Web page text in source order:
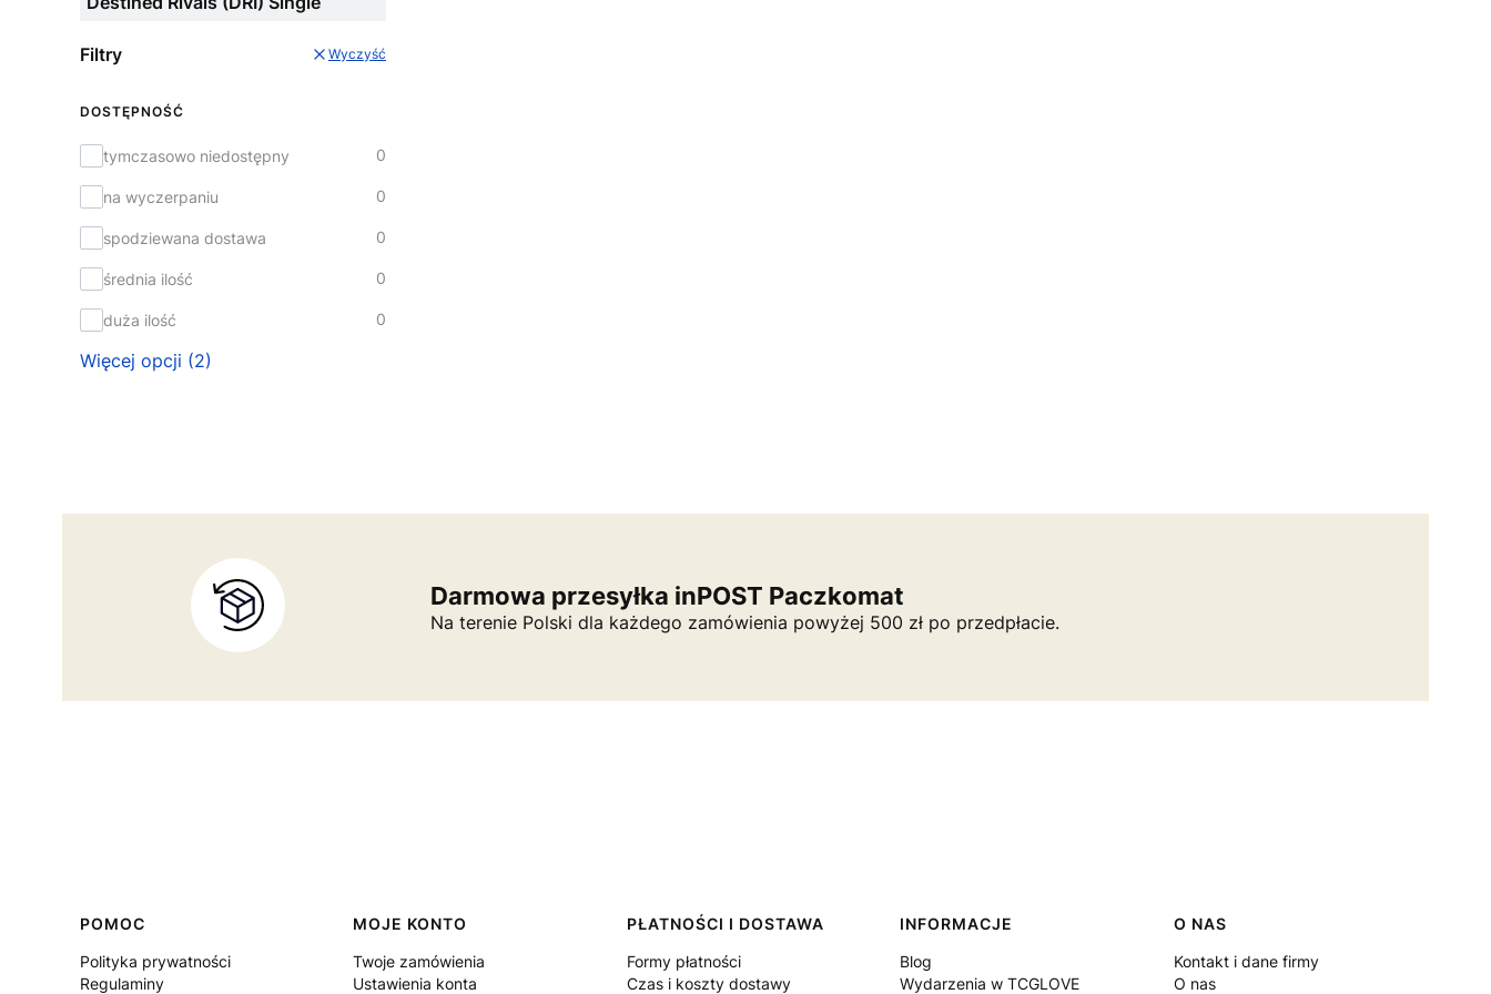
Filtry Wyczyść
DOSTĘPNOŚĆ
Dostępność
tymczasowo niedostępny 0
na wyczerpaniu 0
spodziewana dostawa 0
średnia ilość 0
duża ilość 0
Więcej opcji (2)
Darmowa przesyłka inPOST Paczkomat
Na terenie Polski dla każdego zamówienia powyżej 500 zł po przedpłacie.
Linki w stopce
POMOC
Polityka prywatności
Regulaminy
MOJE KONTO
Twoje zamówienia
Ustawienia konta
PŁATNOŚCI I DOSTAWA
Formy płatności
Czas i koszty dostawy
INFORMACJE
Blog
Wydarzenia w TCGLOVE
O NAS
Kontakt i dane firmy
O nas